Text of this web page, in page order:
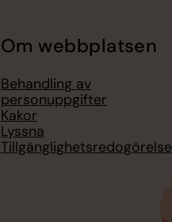
Om webbplatsen
Behandling av
personuppgifter
Kakor
Lyssna
Tillgänglighetsredogörelse